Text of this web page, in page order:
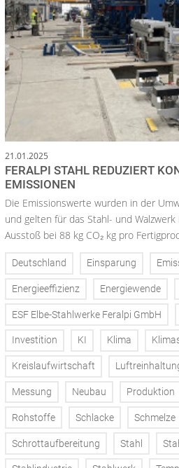
21.01.2025
FERALPI STAHL REDUZIERT
EMISSIONEN
Die Emissionswerte wurden in der
und gelten für das Stahl- und Walzwerk
Ausstoß bei 88 kg CO₂ kg pro
Deutschland Einsparung
Energieeffizienz Energiewende
ESF Elbe-Stahlwerke Feralpi GmbH
Investition KI Klima
Kreislaufwirtschaft
Messung Neubau Produktion
Rohstoffe Schlacke Schmelze
Schrottaufbereitung Stahl